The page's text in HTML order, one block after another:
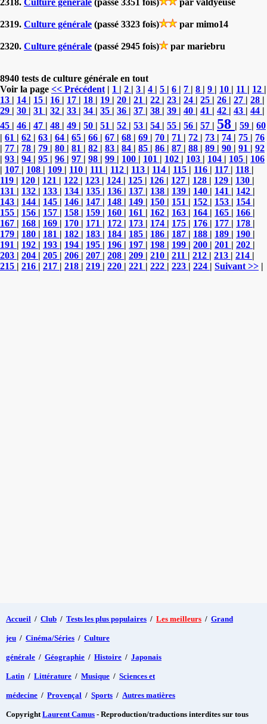
2318. Culture générale (passé 3351 fois) par valdyeuse
2319. Culture générale (passé 3323 fois) par mimo14
2320. Culture générale (passé 2945 fois) par mariebru
8940 tests de culture générale en tout
Voir la page << Précédent | 1 | 2 | 3 | 4 | 5 | 6 | 7 | 8 | 9 | 10 | 11 | 12 |
13 | 14 | 15 | 16 | 17 | 18 | 19 | 20 | 21 | 22 | 23 | 24 | 25 | 26 | 27 | 28 |
29 | 30 | 31 | 32 | 33 | 34 | 35 | 36 | 37 | 38 | 39 | 40 | 41 | 42 | 43 | 44 |
45 | 46 | 47 | 48 | 49 | 50 | 51 | 52 | 53 | 54 | 55 | 56 | 57 | 58 | 59 | 60
| 61 | 62 | 63 | 64 | 65 | 66 | 67 | 68 | 69 | 70 | 71 | 72 | 73 | 74 | 75 | 76
| 77 | 78 | 79 | 80 | 81 | 82 | 83 | 84 | 85 | 86 | 87 | 88 | 89 | 90 | 91 | 92
| 93 | 94 | 95 | 96 | 97 | 98 | 99 | 100 | 101 | 102 | 103 | 104 | 105 | 106
| 107 | 108 | 109 | 110 | 111 | 112 | 113 | 114 | 115 | 116 | 117 | 118 |
119 | 120 | 121 | 122 | 123 | 124 | 125 | 126 | 127 | 128 | 129 | 130 |
131 | 132 | 133 | 134 | 135 | 136 | 137 | 138 | 139 | 140 | 141 | 142 |
143 | 144 | 145 | 146 | 147 | 148 | 149 | 150 | 151 | 152 | 153 | 154 |
155 | 156 | 157 | 158 | 159 | 160 | 161 | 162 | 163 | 164 | 165 | 166 |
167 | 168 | 169 | 170 | 171 | 172 | 173 | 174 | 175 | 176 | 177 | 178 |
179 | 180 | 181 | 182 | 183 | 184 | 185 | 186 | 187 | 188 | 189 | 190 |
191 | 192 | 193 | 194 | 195 | 196 | 197 | 198 | 199 | 200 | 201 | 202 |
203 | 204 | 205 | 206 | 207 | 208 | 209 | 210 | 211 | 212 | 213 | 214 |
215 | 216 | 217 | 218 | 219 | 220 | 221 | 222 | 223 | 224 | Suivant >> |
Accueil / Club / Tests les plus populaires / Les meilleurs / Grand
jeu / Cinéma/Séries / Culture
générale / Géographie / Histoire / Japonais
Latin / Littérature / Musique / Sciences et
médecine / Provençal / Sports / Autres matières
CopyrightLaurent Camus - Reproduction/traductions interdites sur tous